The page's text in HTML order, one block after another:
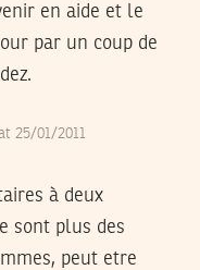
en aide et le
par un coup de
25/01/2011
à deux
sont plus des
peut etre